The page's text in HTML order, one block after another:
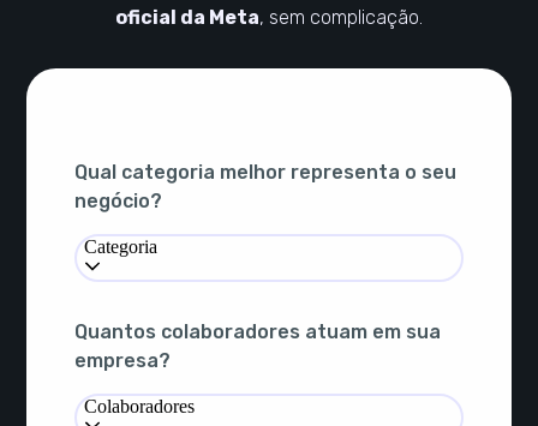
Qual categoria melhor representa o seu
negócio?
Categoria
Quantos colaboradores atuam em sua
empresa?
Colaboradores
oficial da Meta, sem complicação.